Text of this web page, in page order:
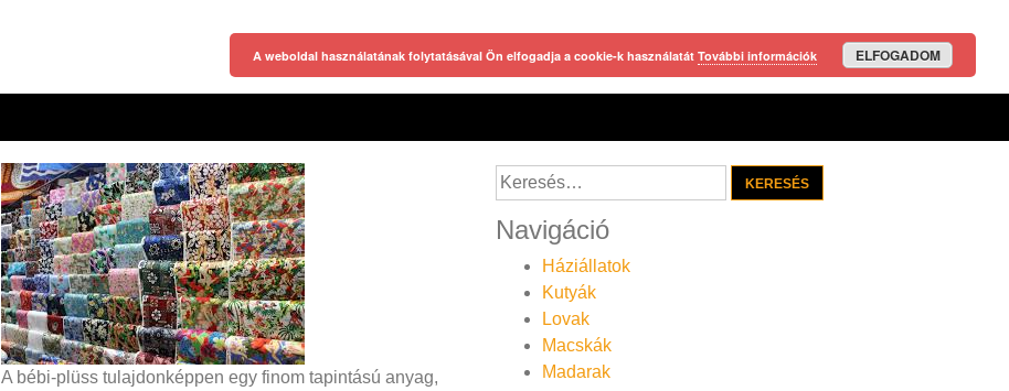
A bébi-plüss tulajdonképpen egy finom tapintású anyag,
Keresés:
Navigáció
Háziállatok
Kutyák
Lovak
Macskák
Madarak
A weboldal használatának folytatásával Ön elfogadja a cookie-k használatát További információk ELFOGADOM